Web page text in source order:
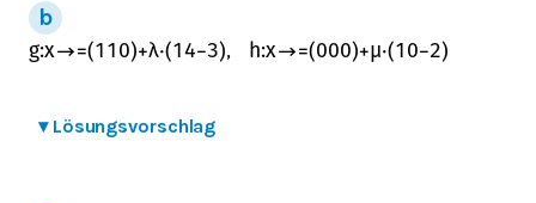
g:x→=(1 1 0)+λ⋅(1 4−3), h:x→=(000)+μ⋅(1 0−2)
▾ Lösungsvorschlag